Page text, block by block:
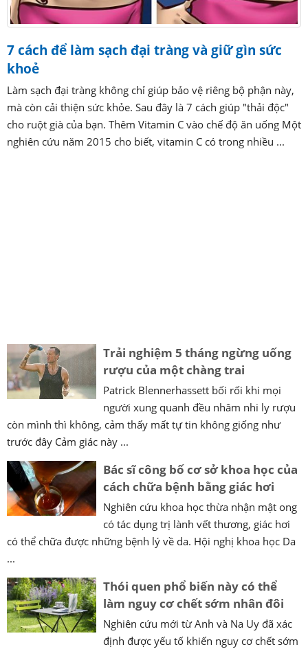
7 cách để làm sạch đại tràng và giữ gìn sức
khoẻ
Làm sạch đại tràng không chỉ giúp bảo vệ riêng bộ phận này,
mà còn cải thiện sức khỏe. Sau đây là 7 cách giúp "thải độc"
cho ruột già của bạn. Thêm Vitamin C vào chế độ ăn uống Một
nghiên cứu năm 2015 cho biết, vitamin C có trong nhiều ...
Trải nghiệm 5 tháng ngừng uống
rượu của một chàng trai
Patrick Blennerhassett bối rối khi mọi
người xung quanh đều nhâm nhi ly rượu
còn mình thì không, cảm thấy mất tự tin không giống như
trước đây Cảm giác này ...
Bác sĩ công bố cơ sở khoa học của
cách chữa bệnh bằng giác hơi
Nghiên cứu khoa học thừa nhận mật ong
có tác dụng trị lành vết thương, giác hơi
có thể chữa được những bệnh lý về da. Hội nghị khoa học Da
...
Thói quen phổ biến này có thể
làm nguy cơ chết sớm nhân đôi
Nghiên cứu mới từ Anh và Na Uy đã xác
định được yếu tố khiến nguy cơ chết sớm